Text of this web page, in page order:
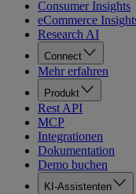
Consumer Insights
eCommerce
Research AI
Connect
Mehr erfahren
Produkt
Rest API
MCP
Integrationen
Dokumentation
Demo buchen
KI-Assistenten